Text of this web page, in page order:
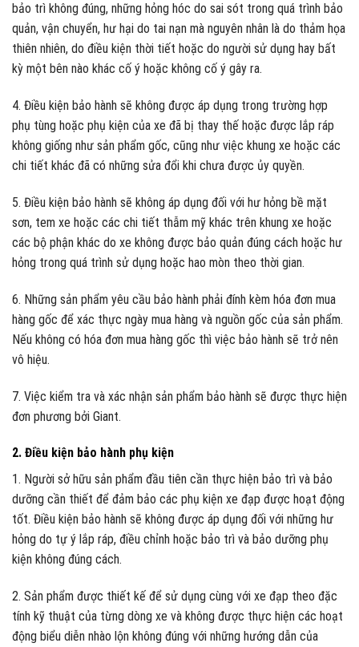
bảo trì không đúng, những hỏng hóc do sai sót trong quá trình bảo
quản, vận chuyển, hư hại do tai nạn mà nguyên nhân là do thảm họa
thiên nhiên, do điều kiện thời tiết hoặc do người sử dụng hay bất
kỳ một bên nào khác cố ý hoặc không cố ý gây ra.
4. Điều kiện bảo hành sẽ không được áp dụng trong trường hợp
phụ tùng hoặc phụ kiện của xe đã bị thay thế hoặc được lắp ráp
không giống như sản phẩm gốc, cũng như việc khung xe hoặc các
chi tiết khác đã có những sửa đổi khi chưa được ủy quyền.
5. Điều kiện bảo hành sẽ không áp dụng đối với hư hỏng bề mặt
sơn, tem xe hoặc các chi tiết thẫm mỹ khác trên khung xe hoặc
các bộ phận khác do xe không được bảo quản đúng cách hoặc hư
hỏng trong quá trình sử dụng hoặc hao mòn theo thời gian.
6. Những sản phẩm yêu cầu bảo hành phải đính kèm hóa đơn mua
hàng gốc để xác thực ngày mua hàng và nguồn gốc của sản phẩm.
Nếu không có hóa đơn mua hàng gốc thì việc bảo hành sẽ trở nên
vô hiệu.
7. Việc kiểm tra và xác nhận sản phẩm bảo hành sẽ được thực hiện
đơn phương bởi Giant.
2. Điều kiện bảo hành phụ kiện
1. Người sở hữu sản phẩm đầu tiên cần thực hiện bảo trì và bảo
dưỡng cần thiết để đảm bảo các phụ kiện xe đạp được hoạt động
tốt. Điều kiện bảo hành sẽ không được áp dụng đối với những hư
hỏng do tự ý lắp ráp, điều chỉnh hoặc bảo trì và bảo dưỡng phụ
kiện không đúng cách.
2. Sản phẩm được thiết kế để sử dụng cùng với xe đạp theo đặc
tính kỹ thuật của từng dòng xe và không được thực hiện các hoạt
động biểu diễn nhào lộn không đúng với những hướng dẫn của